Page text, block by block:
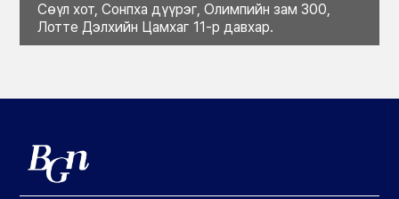
Сөүл хот, Сонпха дүүрэг, Олимпийн зам 300,
Лотте Дэлхийн Цамхаг 11-р давхар.